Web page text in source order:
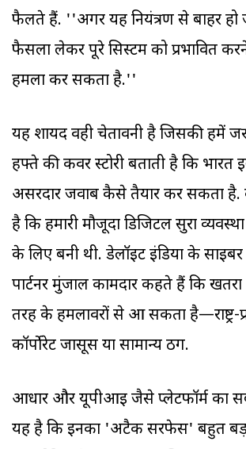
फैलते हैं. ''अगर यह नियंत्रण से बाहर हो
फैसला लेकर पूरे सिस्टम को प्रभावित
हमला कर सकता है.''
यह शायद वही चेतावनी है जिसकी हमें
हफ्ते की कवर स्टोरी बताती है कि
असरदार जवाब कैसे तैयार कर सकता है.
है कि हमारी मौजूदा डिजिटल सुरक्षा
के लिए बनी थी. डेलॉइट इंडिया के साइबर
पार्टनर मुंजाल कामदार कहते हैं कि
तरह के हमलावरों से आ सकता है—राष्ट्र-
कॉर्पोरेट जासूस या सामान्य ठग.
आधार और यूपीआ‌इ जैसे प्लेटफॉर्म का
यह है कि इनका 'अटैक सरफेस' बहुत